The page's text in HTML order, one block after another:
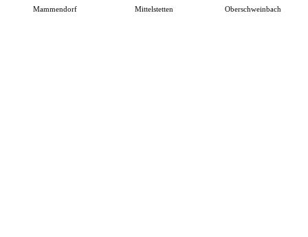
Mammendorf Mittelstetten Oberschweinbach